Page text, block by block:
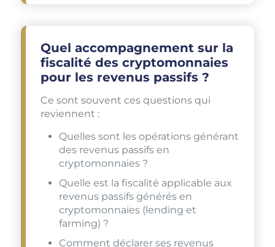
Quel accompagnement sur la
fiscalité des cryptomonnaies
pour les revenus passifs ?
Ce sont souvent ces questions qui
reviennent :
Quelles sont les opérations générant
des revenus passifs en
cryptomonnaies ?
Quelle est la fiscalité applicable aux
revenus passifs générés en
cryptomonnaies (lending et
farming) ?
Comment déclarer ses revenus